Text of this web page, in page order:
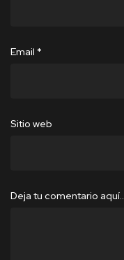
Email *
Sitio web
Deja tu comentario